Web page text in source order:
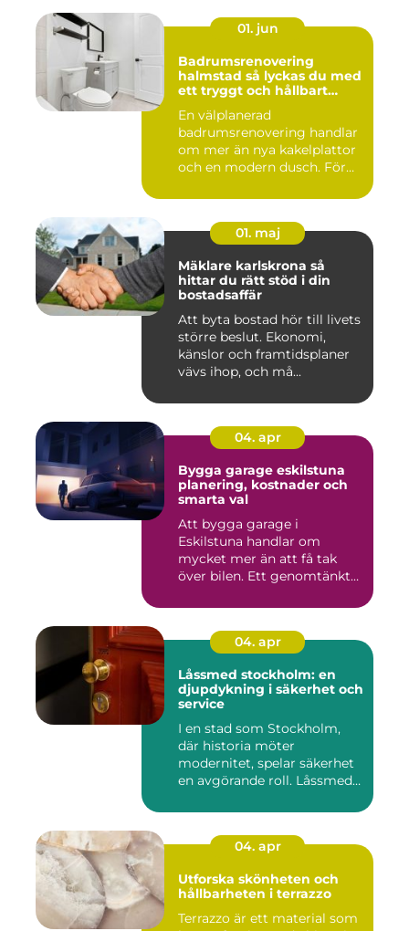
01. jun
Badrumsrenovering
halmstad så lyckas du med
ett tryggt och hållbart
En välplanerad
badrumsrenovering handlar
om mer än nya kakelplattor
och en modern dusch. För
01. maj
Mäklare karlskrona så
hittar du rätt stöd i din
bostadsaffär
Att byta bostad hör till livets
större beslut. Ekonomi,
känslor och framtidsplaner
vävs ihop, och må...
04. apr
Bygga garage eskilstuna
planering, kostnader och
smarta val
Att bygga garage i
Eskilstuna handlar om
mycket mer än att få tak
över bilen. Ett genomtänkt
04. apr
Låssmed stockholm: en
djupdykning i säkerhet och
service
I en stad som Stockholm,
där historia möter
modernitet, spelar säkerhet
en avgörande roll. Låssmed
04. apr
Utforska skönheten och
hållbarheten i terrazzo
Terrazzo är ett material som